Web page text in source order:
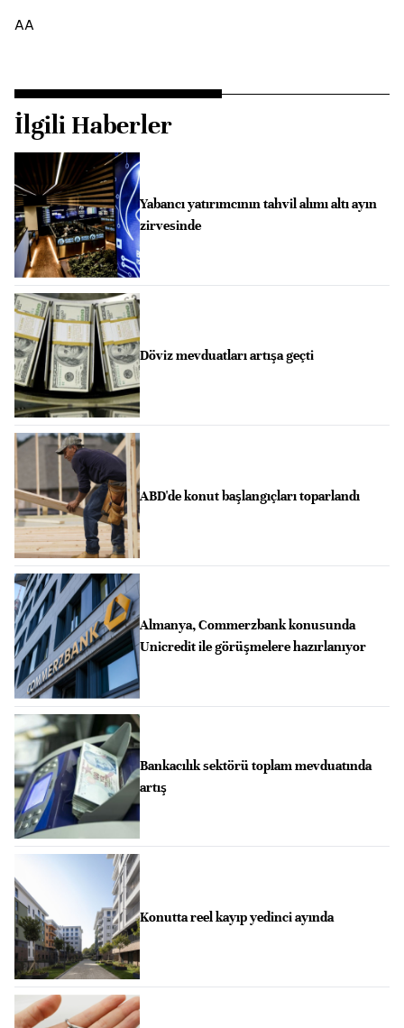
AA
İlgili Haberler
Yabancı yatırımcının tahvil alımı altı ayın
zirvesinde
Döviz mevduatları artışa geçti
ABD'de konut başlangıçları toparlandı
Almanya, Commerzbank konusunda
Unicredit ile görüşmelere hazırlanıyor
Bankacılık sektörü toplam mevduatında
artış
Konutta reel kayıp yedinci ayında